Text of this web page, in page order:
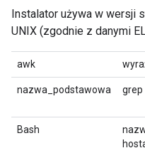
Instalator używa w wersji
UNIX (zgodnie z danymi
awk
nazwa_podstawowa grep
Bash